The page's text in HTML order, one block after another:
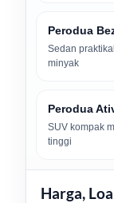
Perodua
Sedan
minyak
Perodua
SUV kompak
tinggi
Harga,